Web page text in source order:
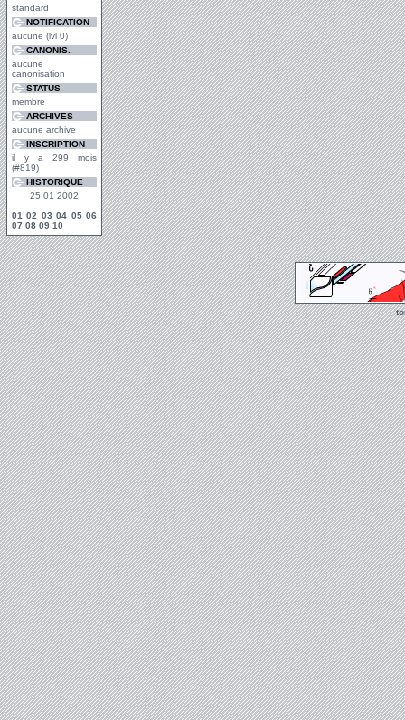
standard
NOTIFICATION
aucune (lvl 0)
CANONIS.
aucune
canonisation
STATUS
membre
ARCHIVES
aucune archive
INSCRIPTION
il y a 299 mois
(#819)
HISTORIQUE
25 01 2002
01 02 03 04 05 06
07 08 09 10